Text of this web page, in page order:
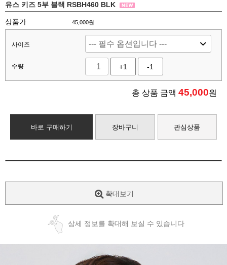
유스 키즈 5부 블랙 RSBH460 BLK
상품가 45,000원
사이즈
수량 +1 -1
총 상품 금액 45,000원
바로 구매하기 장바구니 관심상품
확대보기
상세 정보를 확대해 보실 수 있습니다